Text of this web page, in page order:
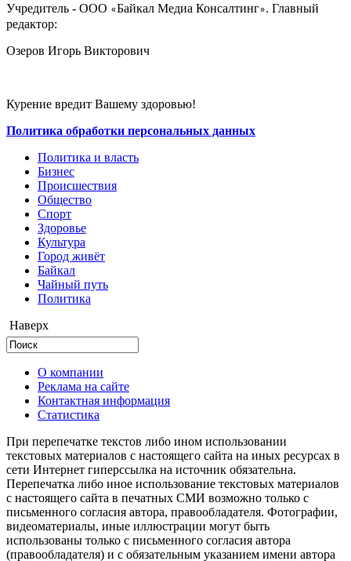
Учредитель - ООО «Байкал Медиа Консалтинг». Главный
редактор:
Озеров Игорь Викторович
Курение вредит Вашему здоровью!
Политика обработки персональных данных
Политика и власть
Бизнес
Происшествия
Общество
Cпорт
Здоровье
Культура
Город живёт
Байкал
Чайный путь
Политика
Наверх
О компании
Реклама на сайте
Контактная информация
Статистика
При перепечатке текстов либо ином использовании
текстовых материалов с настоящего сайта на иных ресурсах в
сети Интернет гиперссылка на источник обязательна.
Перепечатка либо иное использование текстовых материалов
с настоящего сайта в печатных СМИ возможно только с
письменного согласия автора, правообладателя. Фотографии,
видеоматериалы, иные иллюстрации могут быть
использованы только с письменного согласия автора
(правообладателя) и с обязательным указанием имени автора